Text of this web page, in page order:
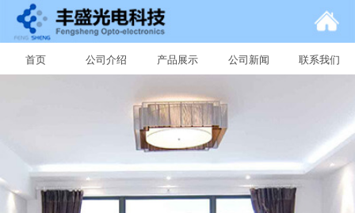
首页 公司介绍 产品展示 公司新闻 联系我们